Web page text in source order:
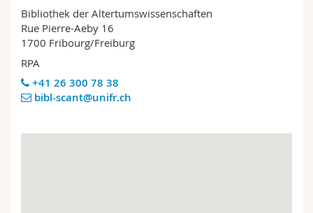
Bibliothek der Altertumswissenschaften
Rue Pierre-Aeby 16
1700 Fribourg/Freiburg
RPA
+41 26 300 78 38
bibl-scant@unifr.ch